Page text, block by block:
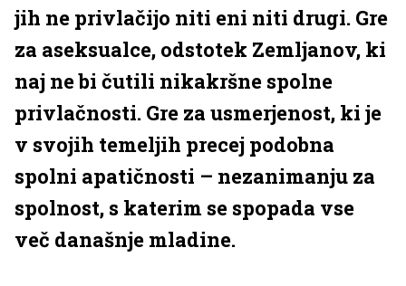
jih ne privlačijo niti eni niti drugi. Gre
za aseksualce, odstotek Zemljanov, ki
naj ne bi čutili nikakršne spolne
privlačnosti. Gre za usmerjenost, ki je
v svojih temeljih precej podobna
spolni apatičnosti – nezanimanju za
spolnost, s katerim se spopada vse
več današnje mladine.